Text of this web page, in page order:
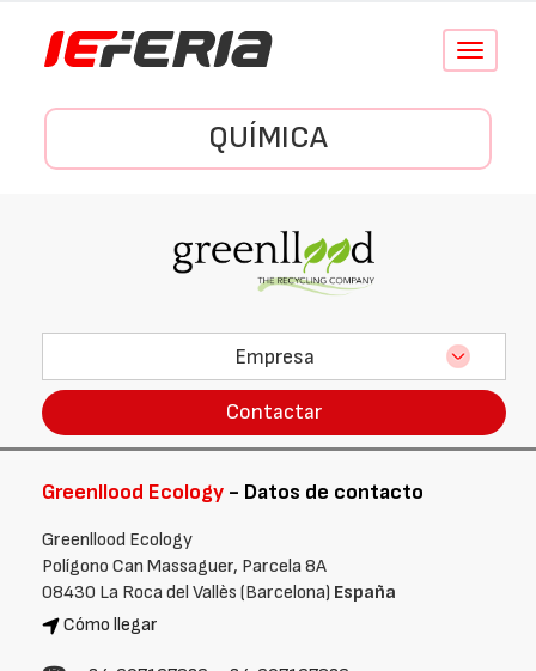
Conmutar
QUÍMICA
Empresa
Contactar
Greenllood Ecology - Datos de contacto
Greenllood Ecology
Polígono Can Massaguer, Parcela 8A
08430 La Roca del Vallès (Barcelona) España
Cómo llegar